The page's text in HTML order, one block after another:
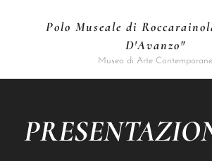
Polo Museale di
D'Avanzo"
Museo di Arte